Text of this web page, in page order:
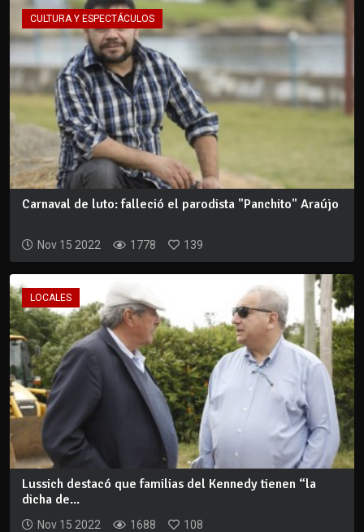
CULTURA Y ESPECTÁCULOS
Carnaval de luto: falleció el parodista "Panchito" Araújo
Nov 15 2022 1778 139
LOCALES
Lussich destacó que familias del Kennedy tienen “la
dicha de...
Nov 15 2022 1688 108